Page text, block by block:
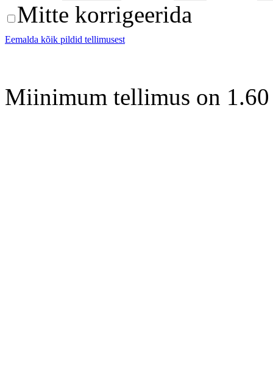
Mitte korrigeerida
Eemalda kõik pildid tellimusest
Miinimum tellimus on